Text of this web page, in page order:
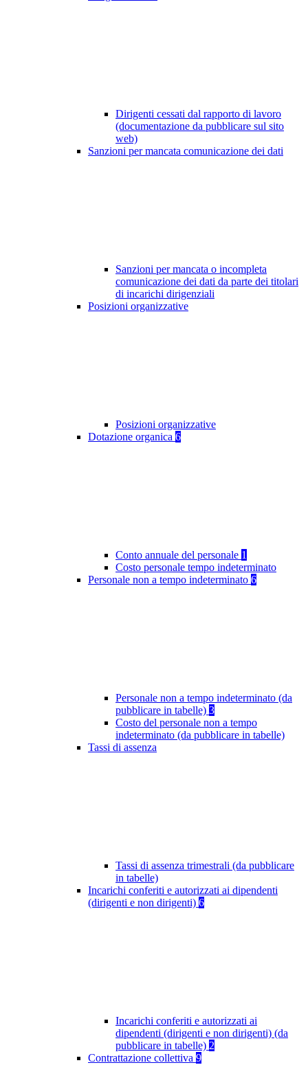
Dirigenti cessati dal rapporto di lavoro
(documentazione da pubblicare sul sito
web)
Sanzioni per mancata comunicazione dei dati
Sanzioni per mancata o incompleta
comunicazione dei dati da parte dei titolari
di incarichi dirigenziali
Posizioni organizzative
Posizioni organizzative
Dotazione organica 6
Conto annuale del personale 1
Costo personale tempo indeterminato
Personale non a tempo indeterminato 6
Personale non a tempo indeterminato (da
pubblicare in tabelle) 3
Costo del personale non a tempo
indeterminato (da pubblicare in tabelle)
Tassi di assenza
Tassi di assenza trimestrali (da pubblicare
in tabelle)
Incarichi conferiti e autorizzati ai dipendenti
(dirigenti e non dirigenti) 6
Incarichi conferiti e autorizzati ai
dipendenti (dirigenti e non dirigenti) (da
pubblicare in tabelle) 2
Contrattazione collettiva 9